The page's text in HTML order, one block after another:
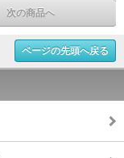
次の商品へ
ページの先頭へ戻る